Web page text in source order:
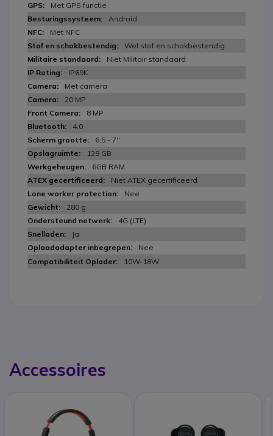
Met GPS functie
Android
Met NFC
Wel stof en schokbestendig
Niet Militair standaard
IP69K
Met camera
20 MP
8 MP
4.0
6,5 - 7''
128 GB
6GB RAM
Niet ATEX gecertificeerd
Nee
280 g
4G (LTE)
Ja
Nee
10W-18W
Accessoires